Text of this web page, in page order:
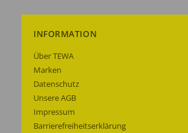
INFORMATION
Über TEWA
Marken
Datenschutz
Unsere AGB
Impressum
Barrierefreiheitserklärung